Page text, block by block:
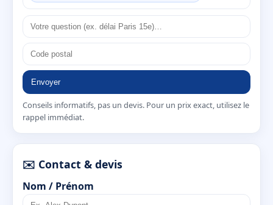
Envoyer
Conseils informatifs, pas un devis. Pour un prix exact, utilisez le
rappel immédiat.
✉️ Contact & devis
Nom / Prénom